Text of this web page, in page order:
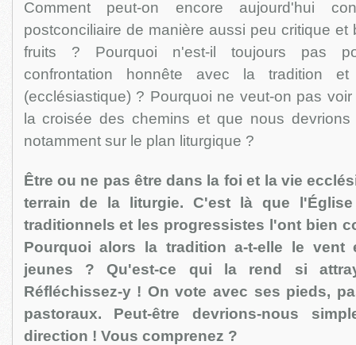
Comment peut-on encore aujourd'hui
postconciliaire de manière aussi peu critique
fruits ? Pourquoi n'est-il toujours pas
confrontation honnête avec la tradition
(ecclésiastique) ? Pourquoi ne veut-on pas
la croisée des chemins et que nous
notamment sur le plan liturgique ?
Être ou ne pas être dans la foi et la vie
terrain de la liturgie. C'est là que
traditionnels et les progressistes l'ont bien
Pourquoi alors la tradition a-t-elle le vent
jeunes ? Qu'est-ce qui la rend si
Réfléchissez-y ! On vote avec ses pieds,
pastoraux. Peut-être devrions-nous
direction ! Vous comprenez ?